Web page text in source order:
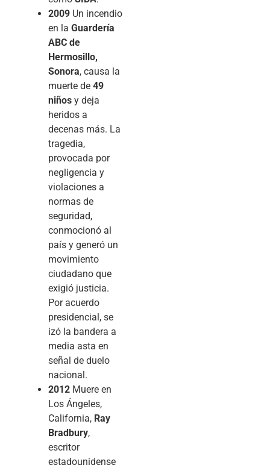
2009 Un incendio
en la Guardería
ABC de
Hermosillo,
Sonora, causa la
muerte de 49
niños y deja
heridos a
decenas más. La
tragedia,
provocada por
negligencia y
violaciones a
normas de
seguridad,
conmocionó al
país y generó un
movimiento
ciudadano que
exigió justicia.
Por acuerdo
presidencial, se
izó la bandera a
media asta en
señal de duelo
nacional.
2012 Muere en
Los Ángeles,
California, Ray
Bradbury,
escritor
estadounidense